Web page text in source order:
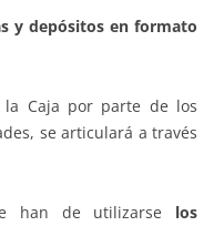
y depósitos en formato
Caja por parte de los
se articulará a través
han de utilizarse los